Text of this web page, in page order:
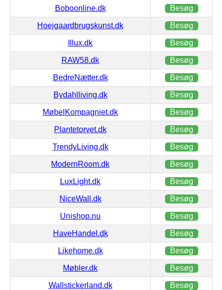
Boboonline.dk Besøg
Hoejgaardbrugskunst.dk Besøg
Illux.dk Besøg
RAW58.dk Besøg
BedreNætter.dk Besøg
Bydahlliving.dk Besøg
MøbelKompagniet.dk Besøg
Plantetorvet.dk Besøg
TrendyLiving.dk Besøg
ModernRoom.dk Besøg
LuxLight.dk Besøg
NiceWall.dk Besøg
Unishop.nu Besøg
HaveHandel.dk Besøg
Likehome.dk Besøg
Møbler.dk Besøg
Wallstickerland.dk Besøg